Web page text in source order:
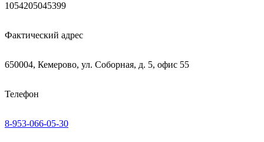
1054205045399
Фактический адрес
650004, Кемерово, ул. Соборная, д. 5, офис 55
Телефон
8-953-066-05-30